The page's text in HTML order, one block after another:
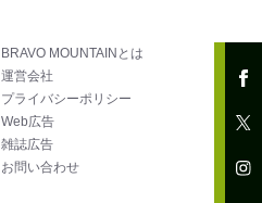
BRAVO MOUNTAINとは
運営会社
プライバシーポリシー
Web広告
雑誌広告
お問い合わせ